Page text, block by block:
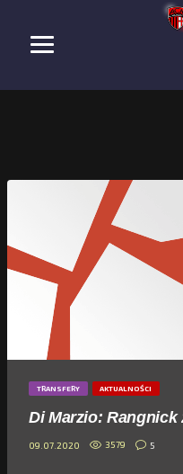
TRANSFERY AKTUALNOŚCI
Di Marzio:
09.07.2020 3579 5